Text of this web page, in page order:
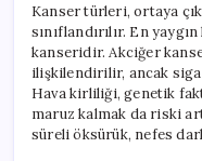
Kanser türleri, ortaya
sınıflandırılır. En
kanseridir. Akciğer
ilişkilendirilir, ancak
Hava kirliliği, genetik
maruz kalmak da riski
süreli öksürük, nefes